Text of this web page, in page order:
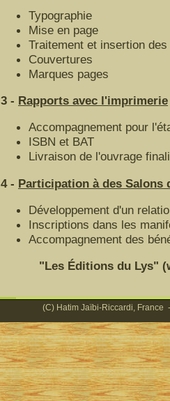
Typographie
Mise en page
Traitement et insertion
Couvertures
Marques pages
3 - Rapports avec l'imprimerie
Accompagnement pour
ISBN et BAT
Livraison de l'ouvrage
4 - Participation à des Salons
Développement d'un
Inscriptions dans les
Accompagnement des
"Les Éditions du Lys"
(C) Hatim Jaïbi-Riccardi, France